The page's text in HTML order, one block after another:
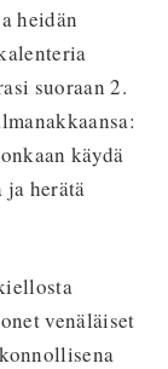
heidän
suoraan 2.
käydä
ja herätä
venäläiset